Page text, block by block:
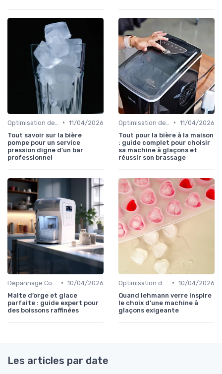
• 11/04/2026
Tout savoir sur la bière
pompe pour un service
pression digne d’un bar
professionnel
• 11/04/2026
Tout pour la bière à la maison
: guide complet pour choisir
sa machine à glaçons et
réussir son brassage
• 10/04/2026
Malte d’orge et glace
parfaite : guide expert pour
des boissons raffinées
• 10/04/2026
Quand lehmann verre inspire
le choix d’une machine à
glaçons exigeante
Les articles par date